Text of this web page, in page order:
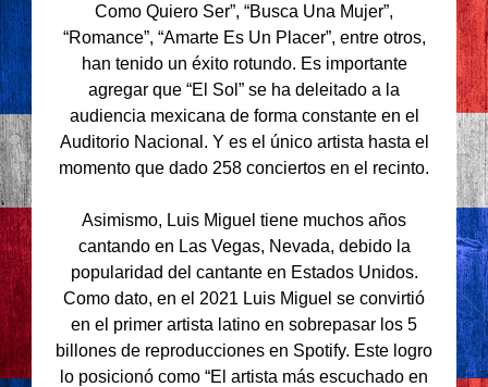
Como Quiero Ser”, “Busca Una Mujer”,
“Romance”, “Amarte Es Un Placer”, entre otros,
han tenido un éxito rotundo. Es importante
agregar que “El Sol” se ha deleitado a la
audiencia mexicana de forma constante en el
Auditorio Nacional. Y es el único artista hasta el
momento que dado 258 conciertos en el recinto.
Asimismo, Luis Miguel tiene muchos años
cantando en Las Vegas, Nevada, debido la
popularidad del cantante en Estados Unidos.
Como dato, en el 2021 Luis Miguel se convirtió
en el primer artista latino en sobrepasar los 5
billones de reproducciones en Spotify. Este logro
lo posicionó como “El artista más escuchado en